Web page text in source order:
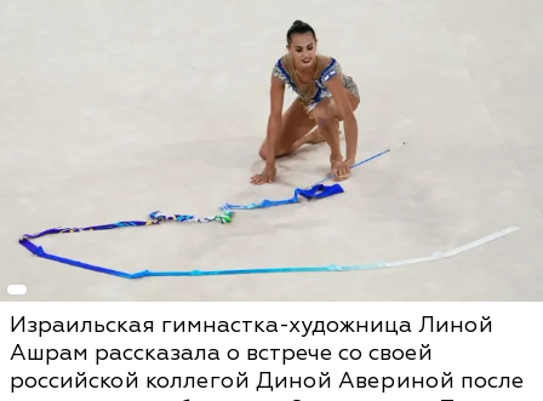
Израильская гимнастка-художница Линой
Ашрам рассказала о встрече со своей
российской коллегой Диной Авериной после